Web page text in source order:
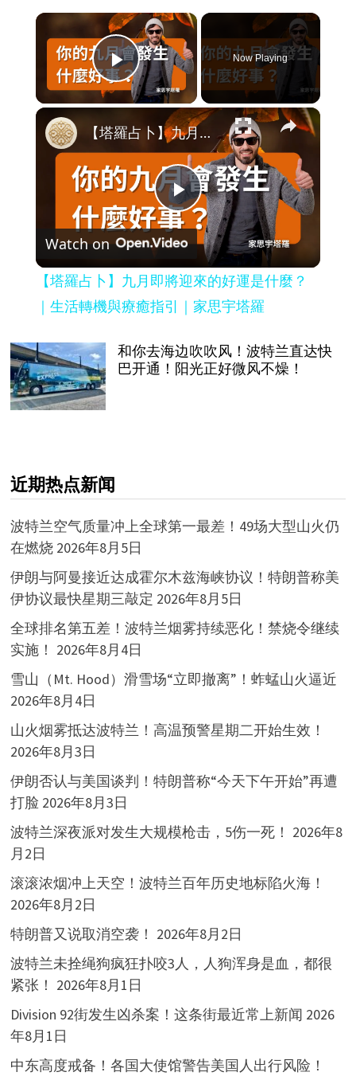
×
Play Video
Now Playing
×
Play
Video
【塔羅占卜】九月即將迎來的好運是什麼？｜生活轉機與療癒指引｜家思宇塔羅
Watch on
【塔羅占卜】九月即將迎來的好運是什麼？
｜生活轉機與療癒指引｜家思宇塔羅
和你去海边吹吹风！波特兰直达快
巴开通！阳光正好微风不燥！
近期热点新闻
波特兰空气质量冲上全球第一最差！49场大型山火仍
在燃烧 2026年8月5日
伊朗与阿曼接近达成霍尔木兹海峡协议！特朗普称美
伊协议最快星期三敲定 2026年8月5日
全球排名第五差！波特兰烟雾持续恶化！禁烧令继续
实施！ 2026年8月4日
雪山（Mt. Hood）滑雪场“立即撤离”！蚱蜢山火逼近
2026年8月4日
山火烟雾抵达波特兰！高温预警星期二开始生效！
2026年8月3日
伊朗否认与美国谈判！特朗普称“今天下午开始”再遭
打脸 2026年8月3日
波特兰深夜派对发生大规模枪击，5伤一死！ 2026年8
月2日
滚滚浓烟冲上天空！波特兰百年历史地标陷火海！
2026年8月2日
特朗普又说取消空袭！ 2026年8月2日
波特兰未拴绳狗疯狂扑咬3人，人狗浑身是血，都很
紧张！ 2026年8月1日
Division 92街发生凶杀案！这条街最近常上新闻 2026
年8月1日
中东高度戒备！各国大使馆警告美国人出行风险！